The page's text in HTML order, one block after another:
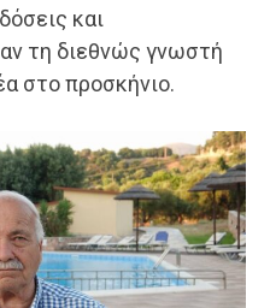
και
τη διεθνώς γνωστή
στο προσκήνιο.